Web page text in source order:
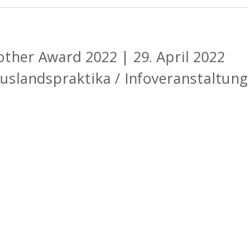
Award 2022 | 29. April 2022
/ Infoveranstaltung